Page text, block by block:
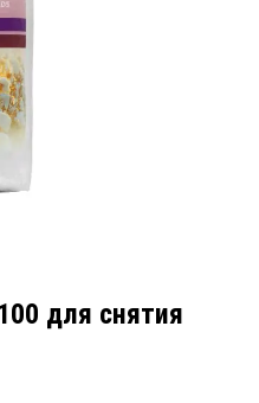
для снятия